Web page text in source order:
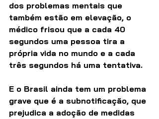
dos problemas mentais que
também estão em elevação, o
médico frisou que a cada 40
segundos uma pessoa tira a
própria vida no mundo e a cada
três segundos há uma tentativa.
E o Brasil ainda tem um problema
grave que é a subnotificação, que
prejudica a adoção de medidas